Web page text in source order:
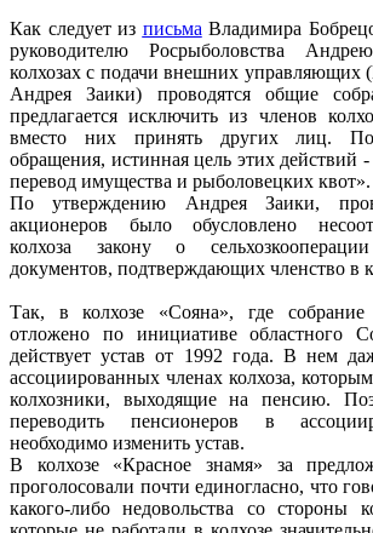
Как следует из письма Владимира
руководителю Росрыболовства
колхозах с подачи внешних управляющих
Андрея Заики) проводятся общие
предлагается исключить из членов
вместо них принять других лиц.
обращения, истинная цель этих действий
перевод имущества и рыболовецких квот».
По утверждению Андрея Заики,
акционеров было обусловлено
колхоза закону о
документов, подтверждающих членство в
Так, в колхозе «Сояна», где
отложено по инициативе областного
действует устав от 1992 года. В нем
ассоциированных членах колхоза,
колхозники, выходящие на пенсию.
переводить пенсионеров в
необходимо изменить устав.
В колхозе «Красное знамя» за
проголосовали почти единогласно, что
какого-либо недовольства со стороны